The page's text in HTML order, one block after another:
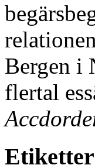
Bergen i
flertal
Etiketter